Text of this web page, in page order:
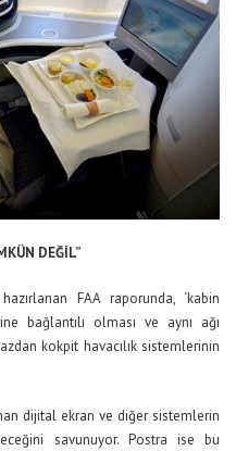
DEĞİL”
FAA raporunda, ‘kabin
bağlantılı olması ve aynı ağı
kokpit havacılık sistemlerinin
dijital ekran ve diğer sistemlerin
savunuyor. Postra ise bu